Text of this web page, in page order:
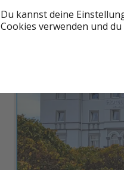
Du kannst deine
Cookies verwenden und